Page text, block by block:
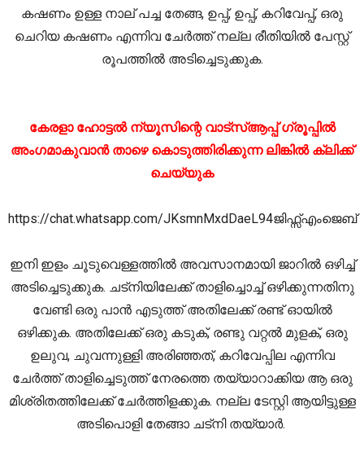
കഷണം ഉള്ള നാല് പച്ച തേങ്ങ, ഉപ്പ്, ഉപ്പ്, കറിവേപ്പ്, ഒരു
ചെറിയ കഷണം എന്നിവ ചേർത്ത് നല്ല രീതിയിൽ പേസ്റ്റ്
രൂപത്തിൽ അടിച്ചെടുക്കുക.
കേരളാ ഹോട്ടൽ ന്യൂസിന്റെ വാട്സ്ആപ്പ് ഗ്രൂപ്പിൽ
അംഗമാകുവാൻ താഴെ കൊടുത്തിരിക്കുന്ന ലിങ്കിൽ ക്ലിക്ക്
ചെയ്യുക
https://chat.whatsapp.com/JKsmnMxdDaeL94ജിഫ്സ്എംജെബ്
ഇനി ഇളം ചൂടുവെള്ളത്തിൽ അവസാനമായി ജാറിൽ ഒഴിച്ച്
അടിച്ചെടുക്കുക. ചട്നിയിലേക്ക് താളിച്ചൊച്ച് ഒഴിക്കുന്നതിനു
വേണ്ടി ഒരു പാൻ എടുത്ത് അതിലേക്ക് രണ്ട് ഓയിൽ
ഒഴിക്കുക. അതിലേക്ക് ഒരു കടുക്, രണ്ടു വറ്റൽ മുളക്, ഒരു
ഉലുവ, ചുവന്നുള്ളി അരിഞ്ഞത്, കറിവേപ്പില എന്നിവ
ചേർത്ത് താളിച്ചെടുത്ത് നേരത്തെ തയ്യാറാക്കിയ ആ ഒരു
മിശ്രിതത്തിലേക്ക് ചേർത്തിളക്കുക. നല്ല ടേസ്റ്റി ആയിട്ടുള്ള
അടിപൊളി തേങ്ങാ ചട്നി തയ്യാർ.